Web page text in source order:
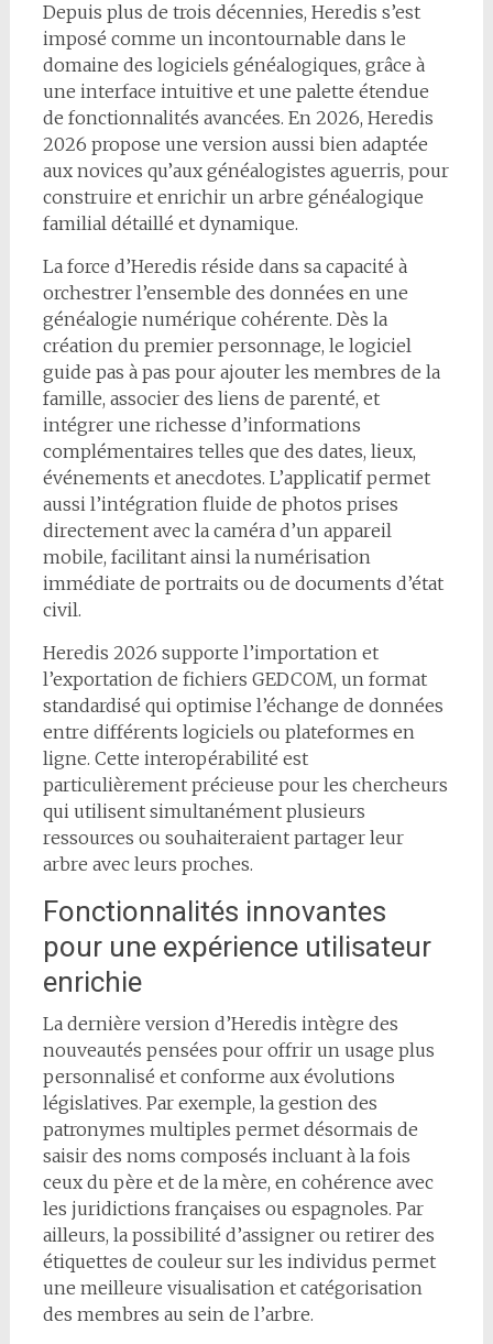
Depuis plus de trois décennies, Heredis s’est
imposé comme un incontournable dans le
domaine des logiciels généalogiques, grâce à
une interface intuitive et une palette étendue
de fonctionnalités avancées. En 2026, Heredis
2026 propose une version aussi bien adaptée
aux novices qu’aux généalogistes aguerris, pour
construire et enrichir un arbre généalogique
familial détaillé et dynamique.
La force d’Heredis réside dans sa capacité à
orchestrer l’ensemble des données en une
généalogie numérique cohérente. Dès la
création du premier personnage, le logiciel
guide pas à pas pour ajouter les membres de la
famille, associer des liens de parenté, et
intégrer une richesse d’informations
complémentaires telles que des dates, lieux,
événements et anecdotes. L’applicatif permet
aussi l’intégration fluide de photos prises
directement avec la caméra d’un appareil
mobile, facilitant ainsi la numérisation
immédiate de portraits ou de documents d’état
civil.
Heredis 2026 supporte l’importation et
l’exportation de fichiers GEDCOM, un format
standardisé qui optimise l’échange de données
entre différents logiciels ou plateformes en
ligne. Cette interopérabilité est
particulièrement précieuse pour les chercheurs
qui utilisent simultanément plusieurs
ressources ou souhaiteraient partager leur
arbre avec leurs proches.
Fonctionnalités innovantes
pour une expérience utilisateur
enrichie
La dernière version d’Heredis intègre des
nouveautés pensées pour offrir un usage plus
personnalisé et conforme aux évolutions
législatives. Par exemple, la gestion des
patronymes multiples permet désormais de
saisir des noms composés incluant à la fois
ceux du père et de la mère, en cohérence avec
les juridictions françaises ou espagnoles. Par
ailleurs, la possibilité d’assigner ou retirer des
étiquettes de couleur sur les individus permet
une meilleure visualisation et catégorisation
des membres au sein de l’arbre.